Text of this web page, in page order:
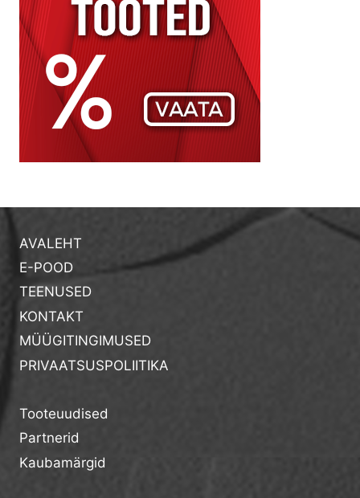
AVALEHT
E-POOD
TEENUSED
KONTAKT
MÜÜGITINGIMUSED
PRIVAATSUSPOLIITIKA
Tooteuudised
Partnerid
Kaubamärgid